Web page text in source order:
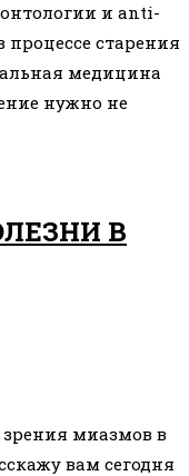
и anti-
процессе старения
медицина
нужно не
В
миазмов в
вам сегодня